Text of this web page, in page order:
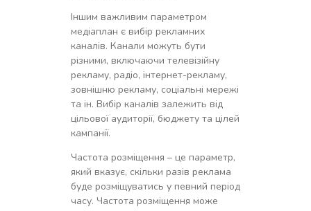
Іншим важливим параметром
медіаплан є вибір рекламних
каналів. Канали можуть бути
різними, включаючи телевізійну
рекламу, радіо, інтернет-рекламу,
зовнішню рекламу, соціальні мережі
та ін. Вибір каналів залежить від
цільової аудиторії, бюджету та цілей
кампанії.
Частота розміщення – це параметр,
який вказує, скільки разів реклама
буде розміщуватись у певний період
часу. Частота розміщення може